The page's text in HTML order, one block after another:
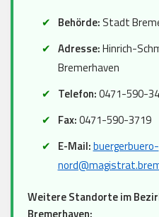
Behörde: Stadt
Adresse:Hinrich-
Bremerhaven
Telefon:0471-590-
Fax:0471-590-3719
E-Mail:buergerbuero-
Weitere Standorte im
Bremerhaven: